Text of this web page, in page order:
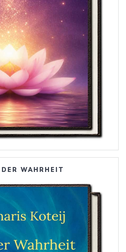
WAHRHEIT